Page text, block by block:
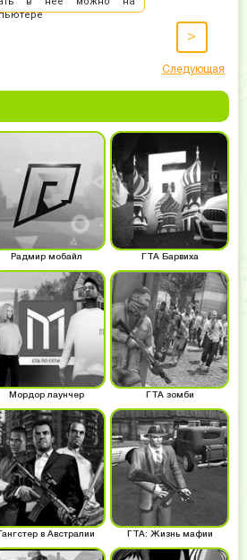
>
Следующая
Радмир мобайл ГТА Барвиха
Мордор лаунчер ГТА зомби
Гангстер в Австралии ГТА: Жизнь мафии